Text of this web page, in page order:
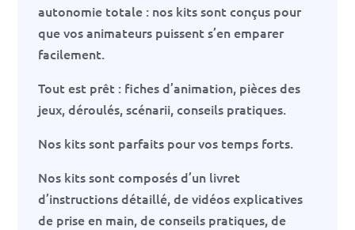
autonomie totale : nos kits sont conçus pour
que vos animateurs puissent s’en emparer
facilement.
Tout est prêt : fiches d’animation, pièces des
jeux, déroulés, scénarii, conseils pratiques.
Nos kits sont parfaits pour vos temps forts.
Nos kits sont composés d’un livret
d’instructions détaillé, de vidéos explicatives
de prise en main, de conseils pratiques, de